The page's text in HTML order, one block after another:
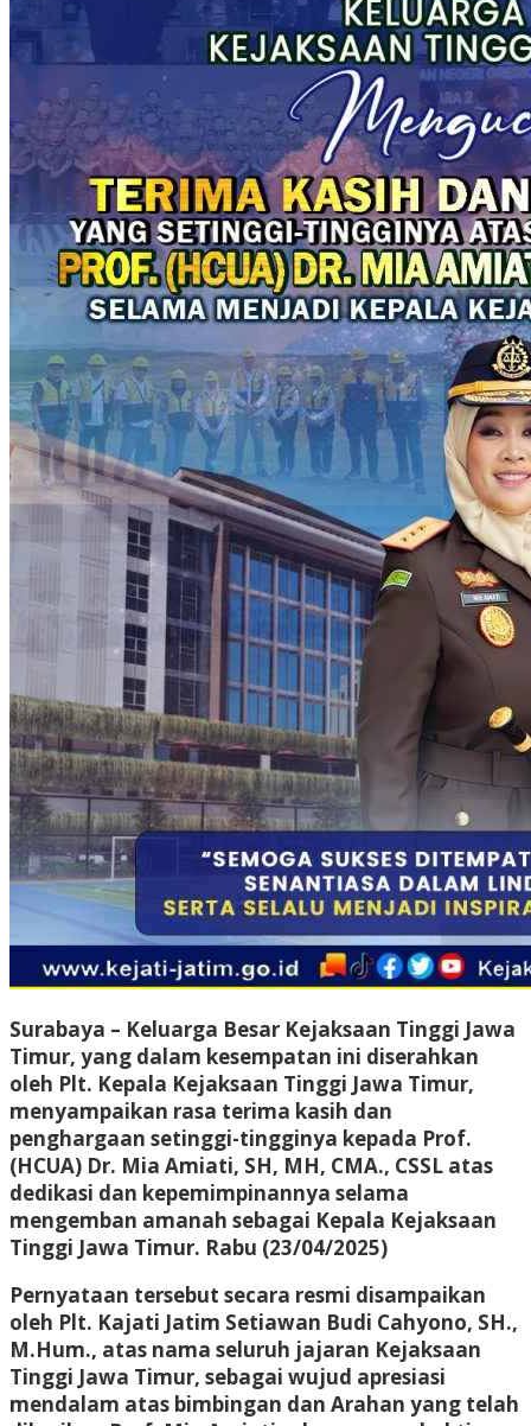
Surabaya – Keluarga Besar Kejaksaan Tinggi Jawa
Timur, yang dalam kesempatan ini diserahkan
oleh Plt. Kepala Kejaksaan Tinggi Jawa Timur,
menyampaikan rasa terima kasih dan
penghargaan setinggi-tingginya kepada Prof.
(HCUA) Dr. Mia Amiati, SH, MH, CMA., CSSL atas
dedikasi dan kepemimpinannya selama
mengemban amanah sebagai Kepala Kejaksaan
Tinggi Jawa Timur. Rabu (23/04/2025)
Pernyataan tersebut secara resmi disampaikan
oleh Plt. Kajati Jatim Setiawan Budi Cahyono, SH.,
M.Hum., atas nama seluruh jajaran Kejaksaan
Tinggi Jawa Timur, sebagai wujud apresiasi
mendalam atas bimbingan dan Arahan yang telah